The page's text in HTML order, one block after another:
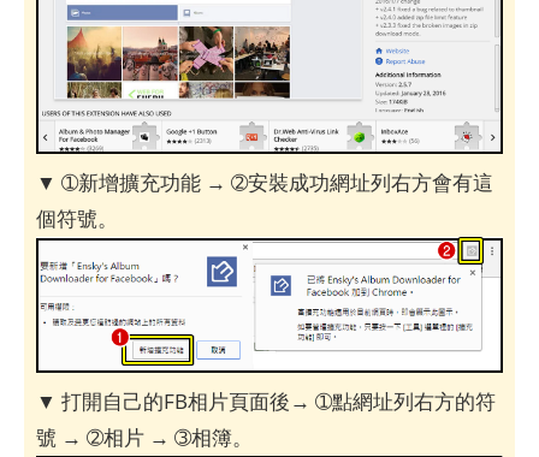
▼ ➀新增擴充功能 → ➁安裝成功網址列右方會有這
個符號。
▼ 打開自己的FB相片頁面後→ ➀點網址列右方的符
號 → ➁相片 → ➂相簿。